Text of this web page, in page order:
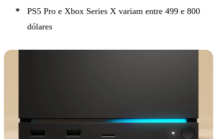
PS5 Pro e Xbox Series X variam entre 499 e 800
dólares